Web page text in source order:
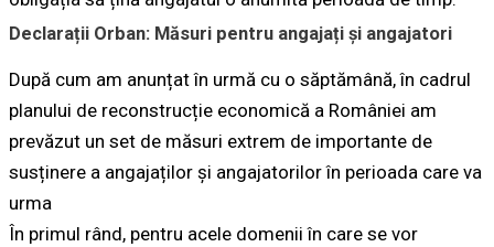
Declarații Orban: Măsuri pentru angajați și angajatori
După cum am anunțat în urmă cu o săptămână, în cadrul
planului de reconstrucție economică a României am
prevăzut un set de măsuri extrem de importante de
susținere a angajaților și angajatorilor în perioada care va
urma
În primul rând, pentru acele domenii în care se vor